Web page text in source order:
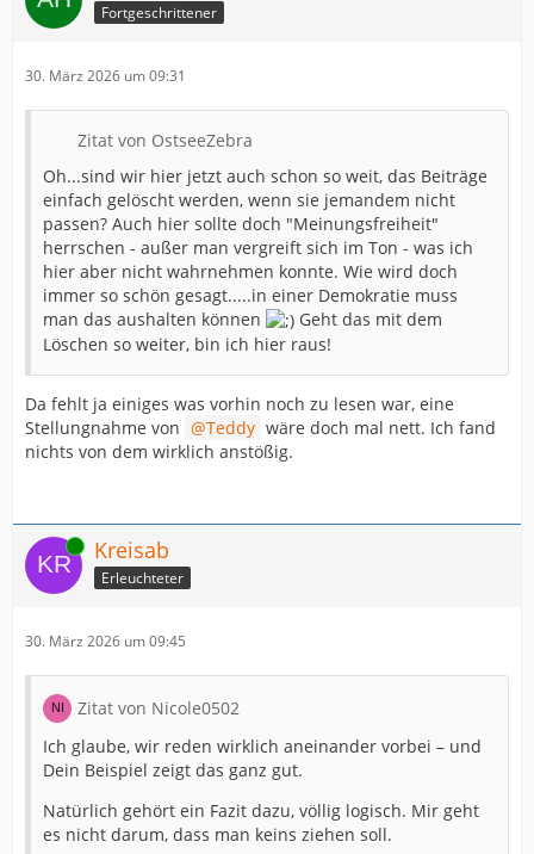
Fortgeschrittener
30. März 2026 um 09:31
Zitat von OstseeZebra
Oh...sind wir hier jetzt auch schon so weit, das Beiträge
einfach gelöscht werden, wenn sie jemandem nicht
passen? Auch hier sollte doch "Meinungsfreiheit"
herrschen - außer man vergreift sich im Ton - was ich
hier aber nicht wahrnehmen konnte. Wie wird doch
immer so schön gesagt.....in einer Demokratie muss
man das aushalten können
Geht das mit dem
Löschen so weiter, bin ich hier raus!
Da fehlt ja einiges was vorhin noch zu lesen war, eine
Stellungnahme von
Teddy wäre doch mal nett. Ich fand
nichts von dem wirklich anstößig.
Online Kreisab
Erleuchteter
30. März 2026 um 09:45
Zitat von Nicole0502
Ich glaube, wir reden wirklich aneinander vorbei – und
Dein Beispiel zeigt das ganz gut.
Natürlich gehört ein Fazit dazu, völlig logisch. Mir geht
es nicht darum, dass man keins ziehen soll.